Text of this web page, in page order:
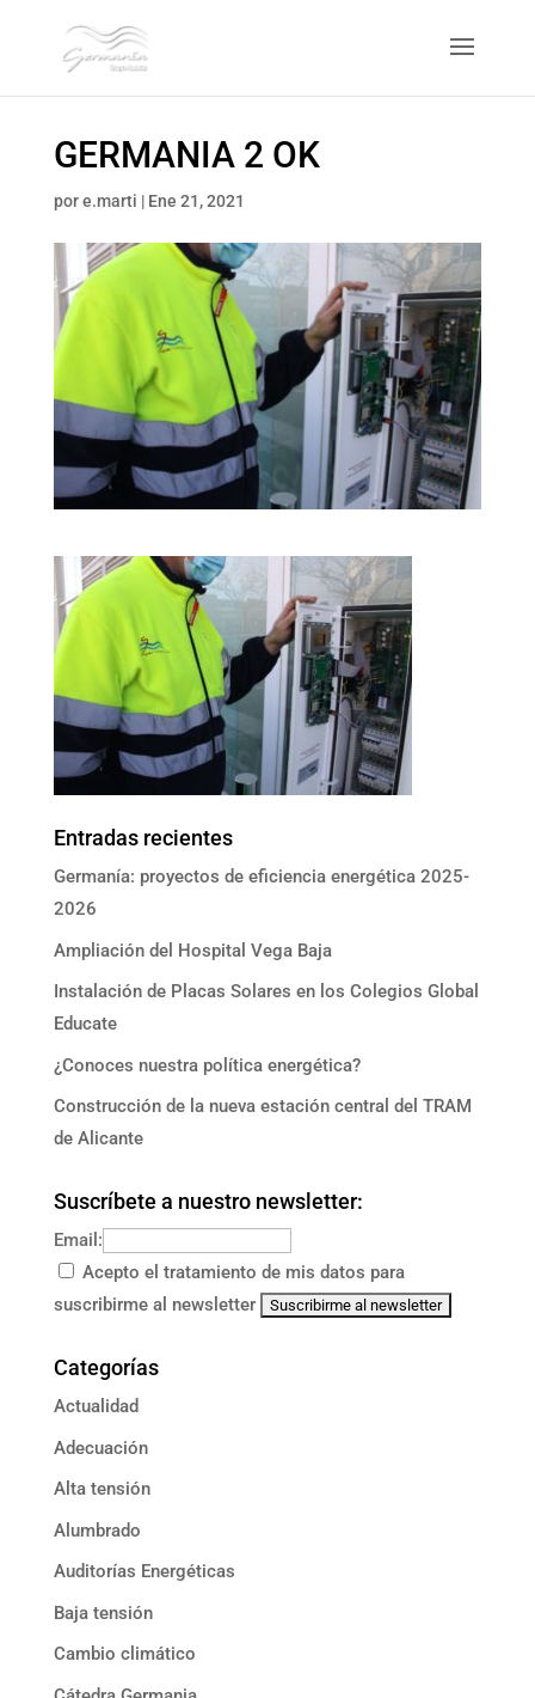
GERMANIA 2 OK
pore.marti | Ene 21, 2021
Entradas recientes
Germanía: proyectos de eficiencia energética 2025-
2026
Ampliación del Hospital Vega Baja
Instalación de Placas Solares en los Colegios Global
Educate
¿Conoces nuestra política energética?
Construcción de la nueva estación central del TRAM
de Alicante
Suscríbete a nuestro newsletter:
Email:
Acepto el tratamiento de mis datos para
suscribirme al newsletter
Categorías
Actualidad
Adecuación
Alta tensión
Alumbrado
Auditorías Energéticas
Baja tensión
Cambio climático